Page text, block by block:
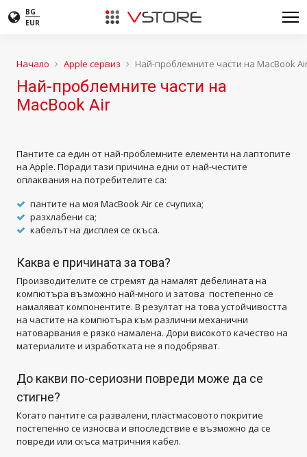
BG
EUR
Начало Apple сервиз Най-проблемните части на MacBook
Най-проблемните части на
MacBook Air
Пантите са един от най-проблемните елементи на лаптопите
на Apple. Поради тази причина едни от най-честите
оплаквания на потребителите са:
пантите на моя MacBook Air се счупиха;
разхлабени са;
кабелът на дисплея се скъса.
Каква е причината за това?
Производителите се стремят да намалят дебелината на
компютъра възможно най-много и затова постепенно се
намаляват компонентите. В резултат на това устойчивостта
на частите на компютъра към различни механични
натоварвания е рязко намалена. Дори високото качество на
материалите и изработката не я подобряват.
До какви по-сериозни повреди може да се
стигне?
Когато пантите са развалени, пластмасовото покритие
постепенно се износва и впоследствие е възможно да се
повреди или скъса матричния кабел.